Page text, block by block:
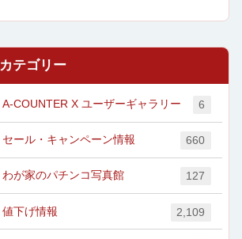
カテゴリー
A-COUNTER X ユーザーギャラリー 6
セール・キャンペーン情報 660
わが家のパチンコ写真館 127
値下げ情報 2,109